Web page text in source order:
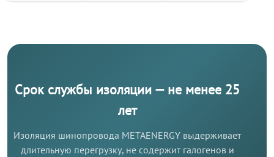
Срок службы изоляции — не менее 25
лет
Изоляция шинопровода METAENERGY выдерживает
длительную перегрузку, не содержит галогенов и